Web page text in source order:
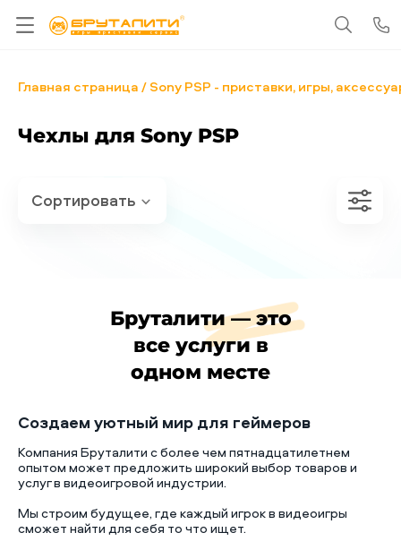
Главная страница Sony PSP - приставки, игры,
Чехлы для Sony PSP
Бруталити — это
все услуги в
одном месте
Создаем уютный мир для геймеров
Компания Бруталити с более чем пятнадцатилетнем
опытом может предложить широкий выбор товаров и
услуг в видеоигровой индустрии.
Мы строим будущее, где каждый игрок в видеоигры
сможет найти для себя то что ищет.